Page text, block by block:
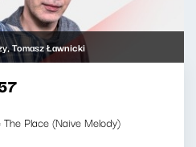
Tomasz Ławnicki
Place (Naive Melody)